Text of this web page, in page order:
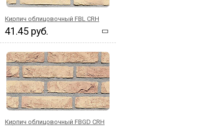
Кирпич облицовочный FBL CRH
41.45 руб.
Кирпич облицовочный FBGD CRH